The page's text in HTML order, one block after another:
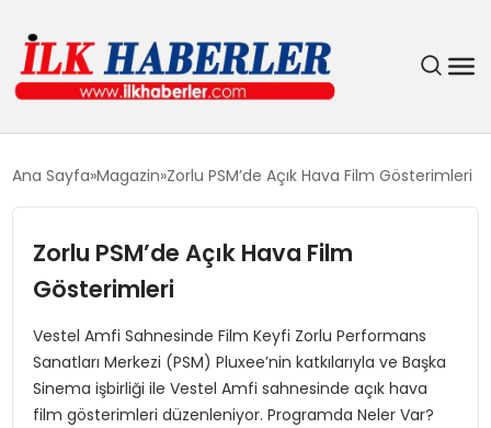
EKONOMI
GÜNDEM
MAGAZIN
Ana Sayfa Magazin Zorlu PSM’de Açık Hava Film Gösterimleri
Zorlu PSM’de Açık Hava Film
Gösterimleri
Vestel Amfi Sahnesinde Film Keyfi Zorlu Performans
Sanatları Merkezi (PSM) Pluxee’nin katkılarıyla ve Başka
Sinema işbirliği ile Vestel Amfi sahnesinde açık hava
film gösterimleri düzenleniyor. Programda Neler Var?